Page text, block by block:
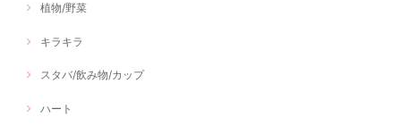
植物/野菜
キラキラ
スタバ/飲み物/カップ
ハート